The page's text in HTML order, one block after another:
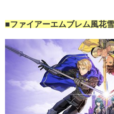
■ファイアーエムブレム風花